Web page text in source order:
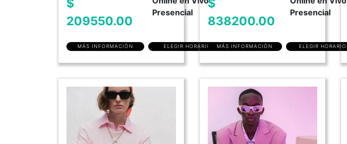
$
209550.00
Presencial
MÁS INFORMACIÓN ELEGIR HORARIO
$
838200.00
Presencial
MÁS INFORMACIÓN ELEGIR HORARIO